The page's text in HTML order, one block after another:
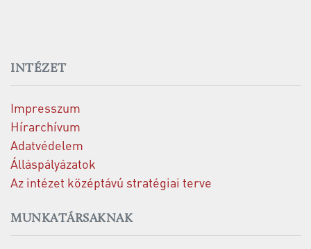
INTÉZET
Impresszum
Hírarchívum
Adatvédelem
Álláspályázatok
Az intézet középtávú stratégiai terve
MUNKATÁRSAKNAK